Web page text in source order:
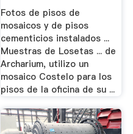
Fotos de pisos de
mosaicos y de pisos
cementicios instalados ...
Muestras de Losetas ... de
Archarium, utilizo un
mosaico Costelo para los
pisos de la oficina de su ...